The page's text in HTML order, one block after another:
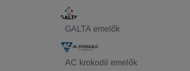
GALTA emelők
AC krokodil emelők